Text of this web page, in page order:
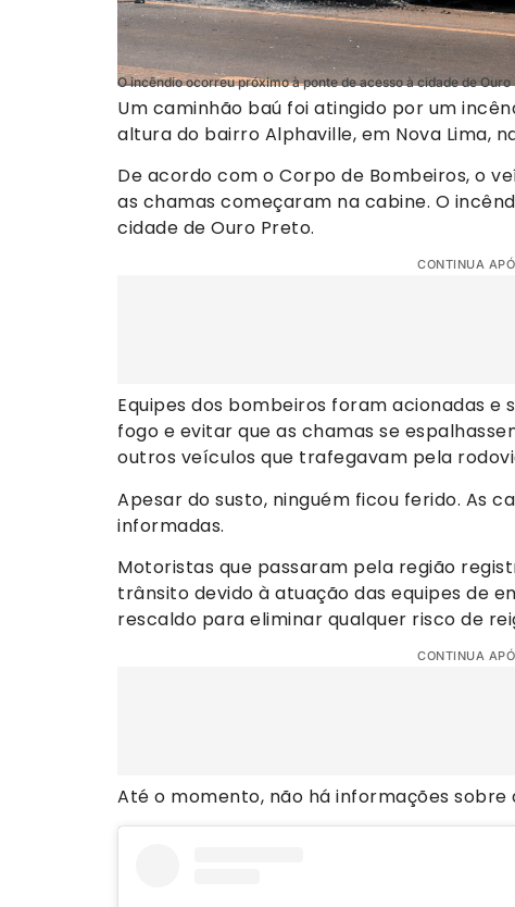
O incêndio ocorreu próximo à ponte de acesso à cidade de
Um caminhão baú foi atingido por um
altura do bairro Alphaville, em Nova Lima,
De acordo com o Corpo de Bombeiros, o
as chamas começaram na cabine. O
cidade de Ouro Preto.
CONTINUA
Equipes dos bombeiros foram acionadas
fogo e evitar que as chamas se
outros veículos que trafegavam pela
Apesar do susto, ninguém ficou ferido. As
informadas.
Motoristas que passaram pela região
trânsito devido à atuação das equipes de
rescaldo para eliminar qualquer risco de
CONTINUA
Até o momento, não há informações